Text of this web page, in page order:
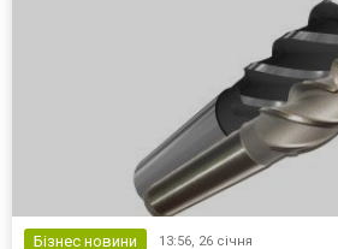
Бізнес новини 13:56, 26 січня